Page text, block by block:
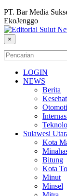
PT. Bar Media
EkoJenggo
×
LOGIN
NEWS
Berita
Sulawesi
Kota
Bitung
Kota
Minut
Minsel